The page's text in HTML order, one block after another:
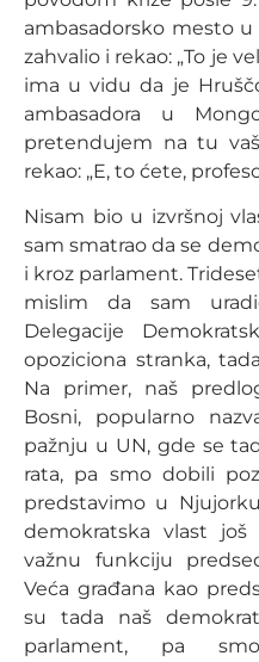
ambasadorsko mesto
zahvalio i rekao: „To je
ima u vidu da je
ambasadora u
pretendujem na tu
rekao: „E, to ćete,
Nisam bio u izvršnoj
sam smatrao da se
i kroz parlament.
mislim da sam
Delegacije
opoziciona stranka,
Na primer, naš
Bosni, popularno
pažnju u UN, gde se
rata, pa smo dobili
predstavimo u
demokratska vlast
važnu funkciju
Veća građana kao
su tada naš
parlament, pa